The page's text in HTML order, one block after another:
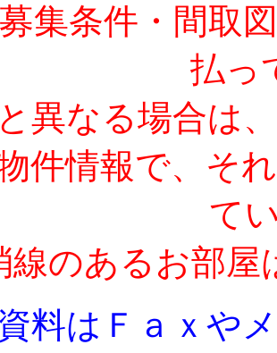
集条件・間取
払っ
異なる場合は
件情報で、そ
て
線のあるお部屋
料はＦａｘや